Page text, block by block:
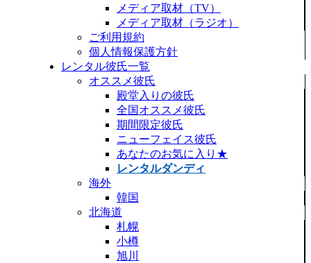
メディア取材（TV）
メディア取材（ラジオ）
ご利用規約
個人情報保護方針
レンタル彼氏一覧
オススメ彼氏
殿堂入りの彼氏
全国オススメ彼氏
期間限定彼氏
ニューフェイス彼氏
あなたのお気に入り★
レンタルダンディ
海外
韓国
北海道
札幌
小樽
旭川